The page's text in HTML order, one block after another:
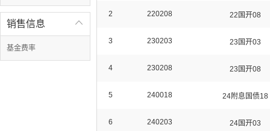

销售信息
基金费率
2 220208 22国开08
3 230203 23国开03
4 230208 23国开08
5 240018 24附息国债18
6 240203 24国开03